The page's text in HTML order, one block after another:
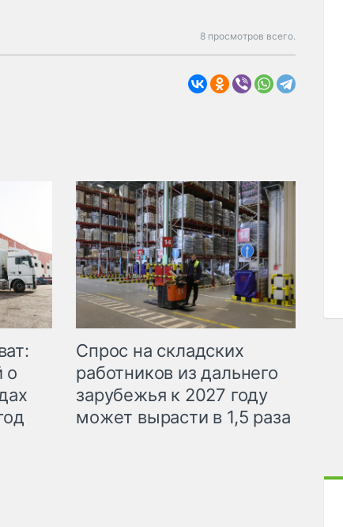
8 просмотров всего.
о
Спрос на складских
работников из дальнего
зарубежья к 2027 году
может вырасти в 1,5 раза